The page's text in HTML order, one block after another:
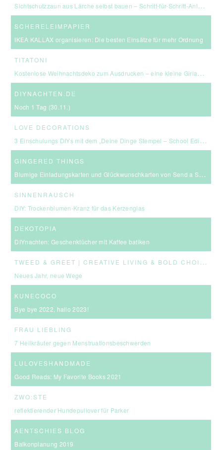
Sichtschutzzaun aus Lärche selbst bauen – Schritt-für-Schritt-Anleitung & Kosten
SCHERELEIMPAPIER
IKEA KALLAX organisieren: Die besten Einsätze für mehr Ordnung
TITATONI
Kostenlose Weihnachtsdeko zum Ausdrucken – eine kleine Girlande für euer Zuhause ☆
DIYNACHTEN.DE
Noch 1 Tag (30.11.)
LOVE DECORATIONS
3 Einschulungs DIYs mit dem „Deine Dinge Stempel – School Edition“ #BackToSchool + Gewinnspiel
GINGERED THINGS
Blumige Einladungskarten und Glückwunschkarten von Send a Smile
SINNENRAUSCH
DIY: Trockenblumen-Kranz für das Kerzenglas
DEKOTOPIA
DIYnachten: Geschenktücher mit Kaffee batiken
T
WEED & GREET | CREATIVE LIVING & BOLD CHOICES
Neues Jahr, neue Wege
KUNECOCO
Bye bye 2022, hallo 2023!
FRAU LIEBLING
7 Heilkräuter gegen Menstruationsbeschwerden
LULOVESHANDMADE
Good Reads: My Favorite Books 2021
ZWO:STE
reflektierender Hundepullover für Parker
AENTSCHIES BLOG
Balkonplanung 2019